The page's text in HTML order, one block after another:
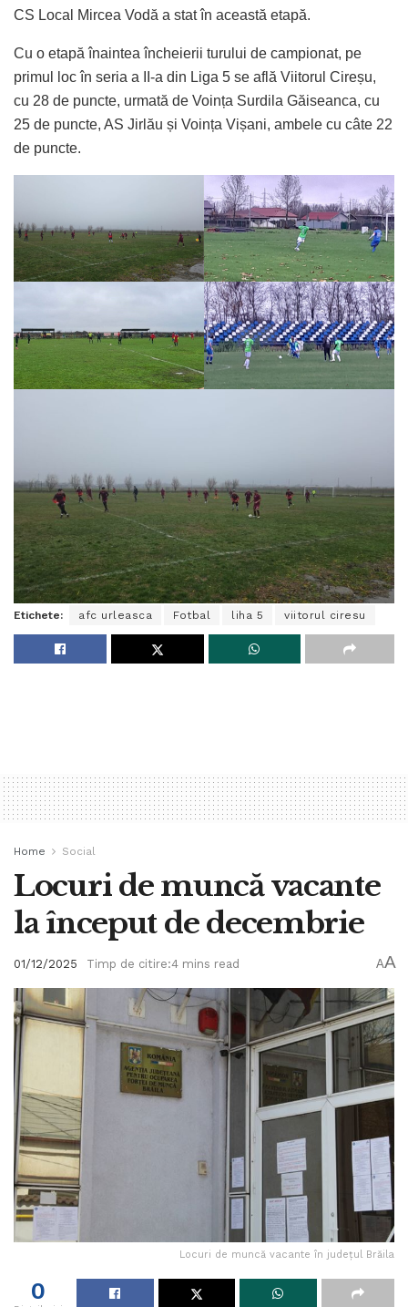
CS Local Mircea Vodă a stat în această etapă.
Cu o etapă înaintea încheierii turului de campionat, pe
primul loc în seria a II-a din Liga 5 se află Viitorul Cireșu,
cu 28 de puncte, urmată de Voința Surdila Găiseanca, cu
25 de puncte, AS Jirlău și Voința Vișani, ambele cu câte 22
de puncte.
Etichete: afc urleasca Fotbal liha 5 viitorul ciresu
Home Social
Locuri de muncă vacante
la început de decembrie
01/12/2025 Timp de citire:4 mins read AA
Locuri de muncă vacante în județul Brăila
0